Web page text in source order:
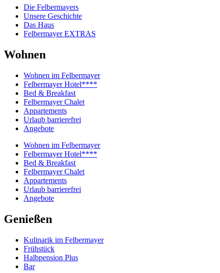
Die Felbermayers
Unsere Geschichte
Das Haus
Felbermayer EXTRAS
Wohnen
Wohnen im Felbermayer
Felbermayer Hotel****
Bed & Breakfast
Felbermayer Chalet
Appartements
Urlaub barrierefrei
Angebote
Wohnen im Felbermayer
Felbermayer Hotel****
Bed & Breakfast
Felbermayer Chalet
Appartements
Urlaub barrierefrei
Angebote
Genießen
Kulinarik im Felbermayer
Frühstück
Halbpension Plus
Bar